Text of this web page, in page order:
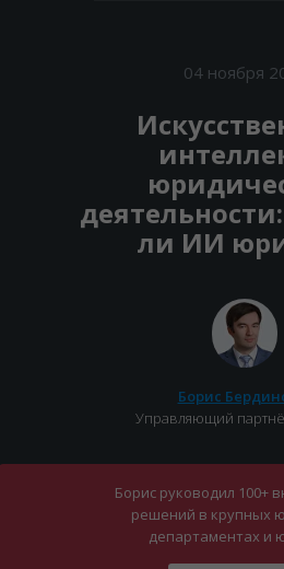
ли ИИ
04 ноября
Борис
Управляющий
Борис руководил 100+
решений в крупных
департаментах и